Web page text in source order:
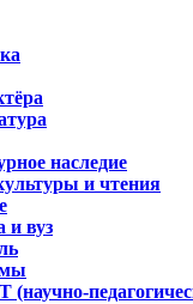
наследие
и чтения
вуз